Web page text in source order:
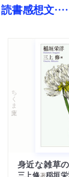
読書感想文
ちくま文庫
身近な雑草
三上修著稲垣